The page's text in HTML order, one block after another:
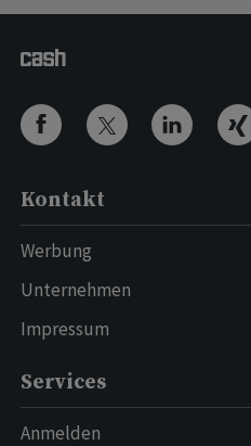
Kontakt
Werbung
Unternehmen
Impressum
Services
Anmelden